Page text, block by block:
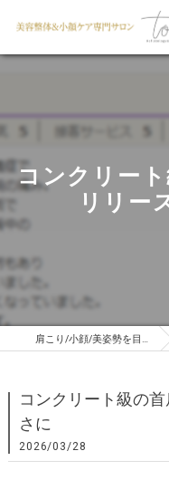
コンクリー
リリー
肩こり/小顔/美姿勢を目指すならTOKI
コンクリート級の
さに
2026/03/28